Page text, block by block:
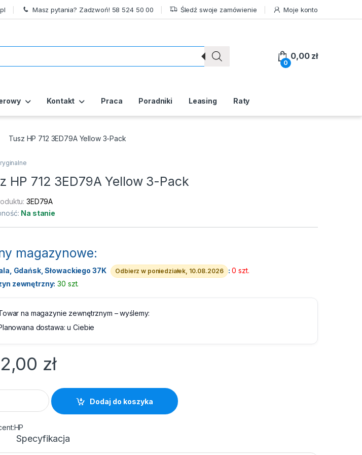
Masz pytania? Zadzwoń! 58 524 50 00 Śledź swoje zamówienie Moje konto
0
0,00 zł
Kontakt Praca Poradniki Leasing Raty
Tusz HP 712 3ED79A Yellow 3-Pack
HP 712 3ED79A Yellow 3-Pack
3ED79A
Na stanie
magazynowe:
Gdańsk, Słowackiego 37K Odbierz w poniedziałek, 10.08.2026 : 0 szt.
zewnętrzny: 30 szt.
na magazynie zewnętrznym – wyślemy:
dostawa:u Ciebie
zł
712 3ED79A Yellow 3-Pack quantity
Dodaj do koszyka
HP
Specyfikacja